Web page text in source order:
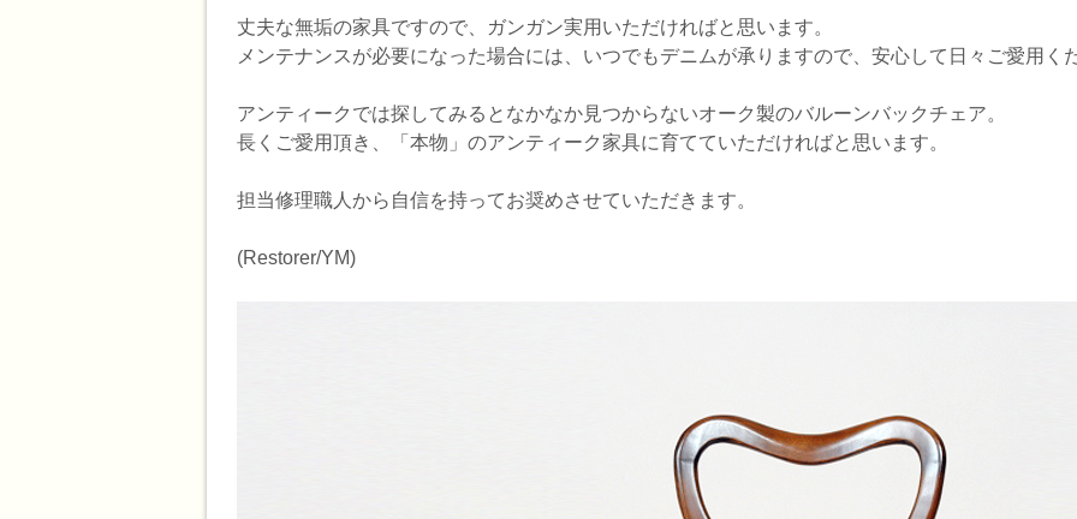
丈夫な無垢の家具ですので、ガンガン実用いただければと思います。
メンテナンスが必要になった場合には、いつでもデニムが承りますので、安心して日々ご愛用く
アンティークでは探してみるとなかなか見つからないオーク製のバルーンバックチェア。
長くご愛用頂き、「本物」のアンティーク家具に育てていただければと思います。
担当修理職人から自信を持ってお奨めさせていただきます。
(Restorer/YM)